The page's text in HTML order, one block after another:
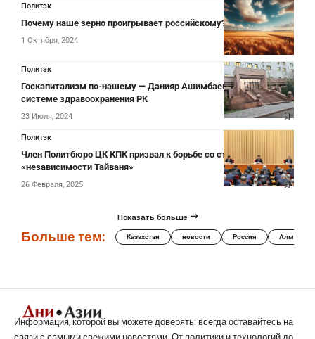
Политэк
Почему наше зерно проигрывает российскому?
1 Октября, 2024
Политэк
Госкапитализм по-нашему — Данияр Ашимбаев о бардаке в
системе здравоохранения РК
23 Июля, 2024
Политэк
Член Политбюро ЦК КПК призвал к борьбе со сторонниками
«независимости Тайваня»
26 Февраля, 2025
Показать больше
Больше тем: Казахстан новости Россия Алматы
Информация, которой вы можете доверять: всегда оставайтесь на